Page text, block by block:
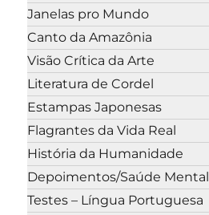
Janelas pro Mundo
Canto da Amazônia
Visão Crítica da Arte
Literatura de Cordel
Estampas Japonesas
Flagrantes da Vida Real
História da Humanidade
Depoimentos/Saúde Mental
Testes – Língua Portuguesa